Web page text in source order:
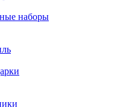
наборы